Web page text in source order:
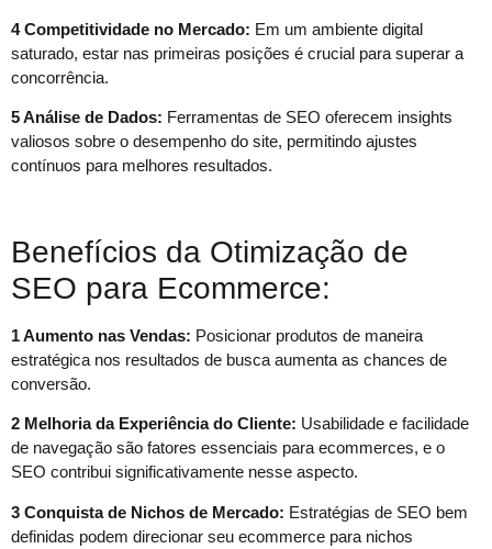
4 Competitividade no Mercado: Em um ambiente digital
saturado, estar nas primeiras posições é crucial para superar a
concorrência.
5 Análise de Dados: Ferramentas de SEO oferecem insights
valiosos sobre o desempenho do site, permitindo ajustes
contínuos para melhores resultados.
Benefícios da Otimização de
SEO para Ecommerce:
1 Aumento nas Vendas: Posicionar produtos de maneira
estratégica nos resultados de busca aumenta as chances de
conversão.
2 Melhoria da Experiência do Cliente: Usabilidade e facilidade
de navegação são fatores essenciais para ecommerces, e o
SEO contribui significativamente nesse aspecto.
3 Conquista de Nichos de Mercado: Estratégias de SEO bem
definidas podem direcionar seu ecommerce para nichos